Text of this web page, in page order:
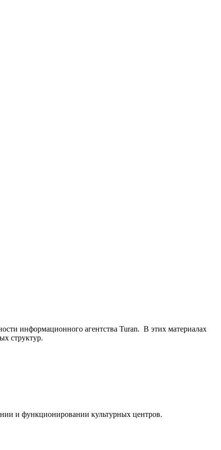
информационного агентства Turan. В этих материалах
структур.
и функционировании культурных центров.